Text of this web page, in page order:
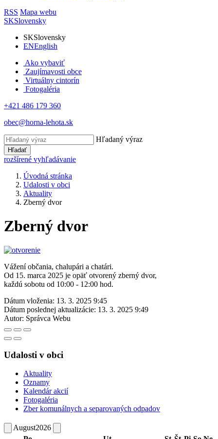
RSS Mapa webu
SKSlovensky
SKSlovensky
ENEnglish
Ako vybaviť
Zaujímavosti obce
Virtuálny cintorín
Fotogaléria
+421 486 179 360
obec@horna-lehota.sk
Hľadaný výraz
Hľadať
rozšírené vyhľadávanie
Úvodná stránka
Udalosti v obci
Aktuality
Zberný dvor
Zberný dvor
Vážení občania, chalupári a chatári.
Od 15. marca 2025 je opäť otvorený zberný dvor,
každú sobotu od 10:00 - 12:00 hod.
Dátum vloženia: 13. 3. 2025 9:45
Dátum poslednej aktualizácie: 13. 3. 2025 9:49
Autor: Správca Webu
Udalosti v obci
Aktuality
Oznamy
Kalendár akcií
Fotogaléria
Zber komunálnych a separovaných odpadov
August2026